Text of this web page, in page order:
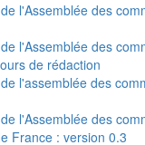
l'Assemblée des
l'Assemblée des
de rédaction
l'assemblée des
l'Assemblée des
France : version 0.3